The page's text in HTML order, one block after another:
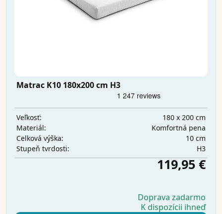
Matrac K10 180x200 cm H3
Veľkosť:
180 x 200 cm
Materiál:
Komfortná pena
Celková výška:
10 cm
Stupeň tvrdosti:
H3
119,95 €
Doprava zadarmo
K dispozícii ihneď